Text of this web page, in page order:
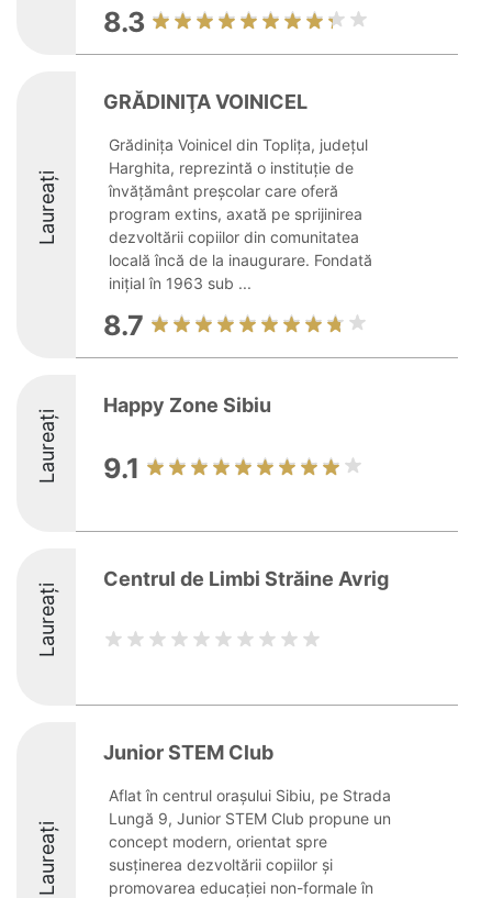
8.3
Laureați
GRĂDINIŢA VOINICEL
Grădinița Voinicel din Toplița, județul
Harghita, reprezintă o instituție de
învățământ preșcolar care oferă
program extins, axată pe sprijinirea
dezvoltării copiilor din comunitatea
locală încă de la inaugurare. Fondată
inițial în 1963 sub ...
8.7
Laureați
Happy Zone Sibiu
9.1
Laureați
Centrul de Limbi Străine Avrig
Laureați
Junior STEM Club
Aflat în centrul orașului Sibiu, pe Strada
Lungă 9, Junior STEM Club propune un
concept modern, orientat spre
susținerea dezvoltării copiilor și
promovarea educației non-formale în